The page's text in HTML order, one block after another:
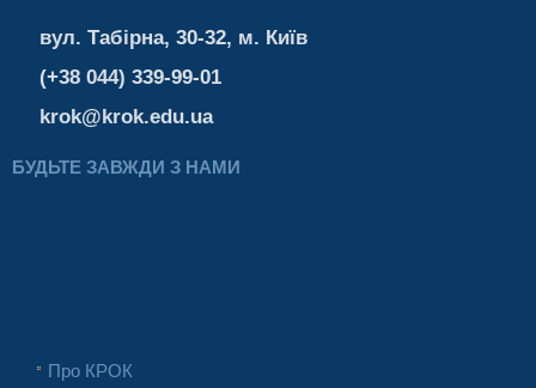
вул. Табірна, 30-32, м. Київ
(+38 044) 339-99-01
krok@krok.edu.ua
БУДЬТЕ ЗАВЖДИ З НАМИ
Про КРОК